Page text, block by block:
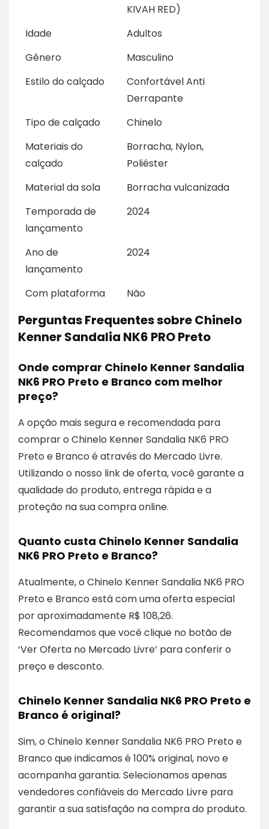
KIVAH RED)
Idade
Adultos
Gênero
Masculino
Estilo do calçado
Confortável Anti
Derrapante
Tipo de calçado
Chinelo
Materiais do
calçado
Borracha, Nylon,
Poliéster
Material da sola
Borracha vulcanizada
Temporada de
lançamento
2024
Ano de
lançamento
2024
Com plataforma Não
Perguntas Frequentes sobre Chinelo
Kenner Sandalia NK6 PRO Preto
Onde comprar Chinelo Kenner Sandalia
NK6 PRO Preto e Branco com melhor
preço?
A opção mais segura e recomendada para
comprar o Chinelo Kenner Sandalia NK6 PRO
Preto e Branco é através do Mercado Livre.
Utilizando o nosso link de oferta, você garante a
qualidade do produto, entrega rápida e a
proteção na sua compra online.
Quanto custa Chinelo Kenner Sandalia
NK6 PRO Preto e Branco?
Atualmente, o Chinelo Kenner Sandalia NK6 PRO
Preto e Branco está com uma oferta especial
por aproximadamente R$ 108,26.
Recomendamos que você clique no botão de
‘Ver Oferta no Mercado Livre’ para conferir o
preço e desconto.
Chinelo Kenner Sandalia NK6 PRO Preto e
Branco é original?
Sim, o Chinelo Kenner Sandalia NK6 PRO Preto e
Branco que indicamos é 100% original, novo e
acompanha garantia. Selecionamos apenas
vendedores confiáveis do Mercado Livre para
garantir a sua satisfação na compra do produto.